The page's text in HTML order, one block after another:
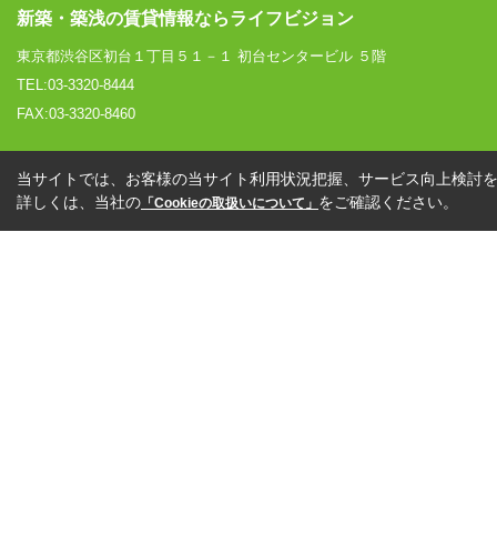
新築・築浅の賃貸情報ならライフビジョン
東京都渋谷区初台１丁目５１－１ 初台センタービル ５階
TEL:03-3320-8444
FAX:03-3320-8460
当サイトでは、お客様の当サイト利用状況把握、サービス向上検討
詳しくは、当社の 「Cookieの取扱いについて」 をご確認ください。